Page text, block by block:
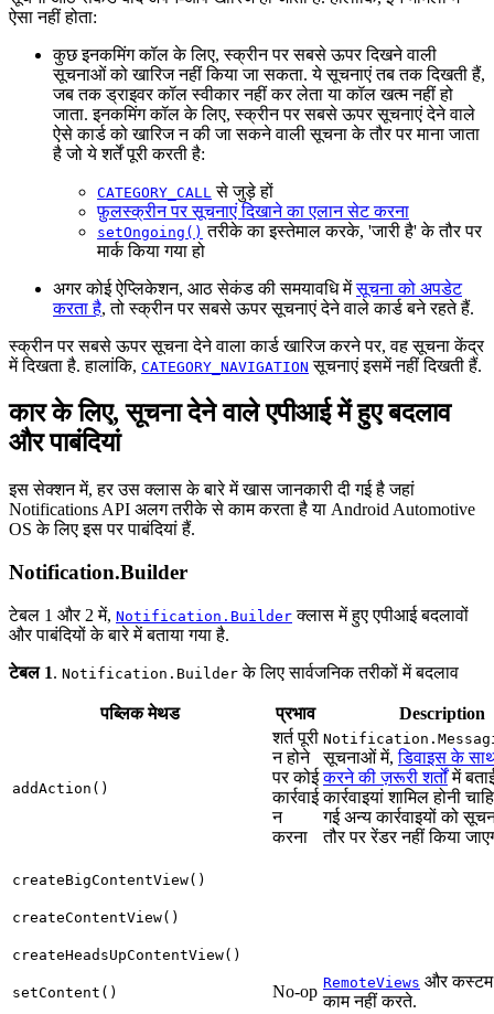
ऐसा नहीं होता:
कुछ इनकमिंग कॉल के लिए, स्क्रीन पर सबसे ऊपर दिखने वाली
सूचनाओं को खारिज नहीं किया जा सकता. ये सूचनाएं तब तक दिखती हैं,
जब तक ड्राइवर कॉल स्वीकार नहीं कर लेता या कॉल खत्म नहीं हो
जाता. इनकमिंग कॉल के लिए, स्क्रीन पर सबसे ऊपर सूचनाएं देने वाले
ऐसे कार्ड को खारिज न की जा सकने वाली सूचना के तौर पर माना जाता
है जो ये शर्तें पूरी करती है:
CATEGORY_CALL से जुड़े हों
फ़ुलस्क्रीन पर सूचनाएं दिखाने का एलान सेट करना
setOngoing() तरीके का इस्तेमाल करके, 'जारी है' के तौर पर
मार्क किया गया हो
अगर कोई ऐप्लिकेशन, आठ सेकंड की समयावधि मेंसूचना को अपडेट
करता है, तो स्क्रीन पर सबसे ऊपर सूचनाएं देने वाले कार्ड बने रहते हैं.
स्क्रीन पर सबसे ऊपर सूचना देने वाला कार्ड खारिज करने पर, वह सूचना केंद्र
में दिखता है. हालांकि, CATEGORY_NAVIGATION सूचनाएं इसमें नहीं दिखती हैं.
कार के लिए, सूचना देने वाले एपीआई में हुए बदलाव
और पाबंदियां
इस सेक्शन में, हर उस क्लास के बारे में खास जानकारी दी गई है जहां
Notifications API अलग तरीके से काम करता है या Android Automotive
OS के लिए इस पर पाबंदियां हैं.
Notification.Builder
टेबल 1 और 2 में, Notification.Builder क्लास में हुए एपीआई बदलावों
और पाबंदियों के बारे में बताया गया है.
टेबल 1. Notification.Builder के लिए सार्वजनिक तरीकों में बदलाव
पब्लिक मेथड प्रभाव Description
addAction()
शर्त पूरी
न होने
पर कोई
कार्रवाई
न
करना
सूचनाओं में,डिवाइस के
करने की ज़रूरी शर्तोंमें
कार्रवाइयां शामिल होनी
गई अन्य कार्रवाइयों को
तौर पर रेंडर नहीं किया
createBigContentView()
createContentView()
createHeadsUpContentView()
setContent() No-op RemoteViews और कस्टम
काम नहीं करते.